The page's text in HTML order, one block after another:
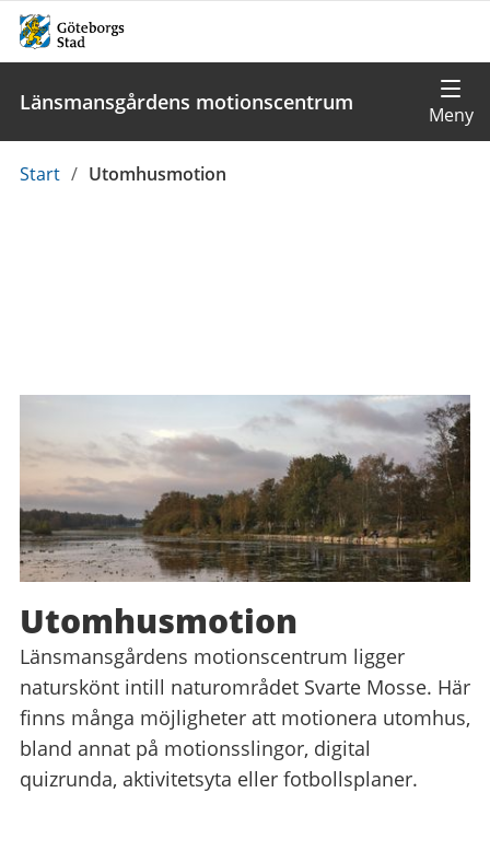
Länsmansgårdens motionscentrum
Du
Start / Utomhusmotion
Utomhusmotion
Länsmansgårdens motionscentrum ligger
naturskönt intill naturområdet Svarte Mosse. Här
finns många möjligheter att motionera utomhus,
bland annat på motionsslingor, digital
quizrunda, aktivitetsyta eller fotbollsplaner.